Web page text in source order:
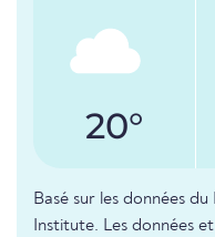
20°
Basé sur les données
Institute. Les données